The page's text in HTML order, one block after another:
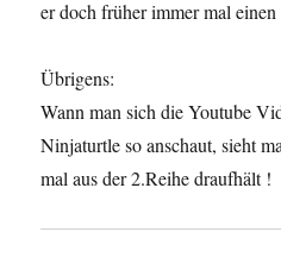
er doch früher immer mal einen
Übrigens:
Wann man sich die Youtube
Ninjaturtle so anschaut, sieht
mal aus der 2.Reihe draufhält !